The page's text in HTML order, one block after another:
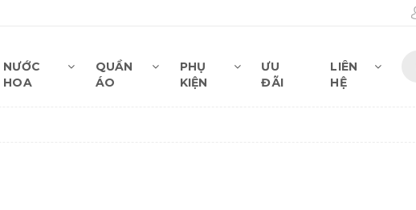
NƯỚC
HOA
QUẦN
ÁO
PHỤ
KIỆN
ƯU
ĐÃI
LIÊN
HỆ